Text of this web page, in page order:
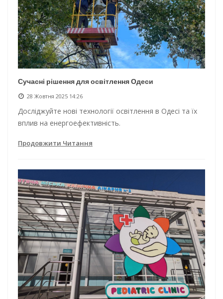
Сучасні рішення для освітлення Одеси
28 Жовтня 2025 14:26
Досліджуйте нові технології освітлення в Одесі та їх
вплив на енергоефективність.
Продовжити Читання